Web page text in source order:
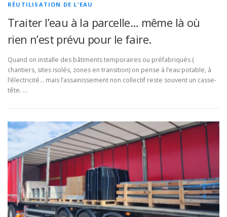
RÉUTILISATION DE L'EAU
Traiter l’eau à la parcelle… même là où
rien n’est prévu pour le faire.
Quand on installe des bâtiments temporaires ou préfabriqués (
chantiers, sites isolés, zones en transition) on pense à l’eau potable, à
l’électricité… mais l’assainissement non collectif reste souvent un casse-
tête. …